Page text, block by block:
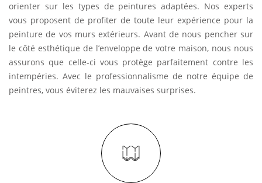
orienter sur les types de peintures adaptées. Nos experts
vous proposent de profiter de toute leur expérience pour la
peinture de vos murs extérieurs. Avant de nous pencher sur
le côté esthétique de l’enveloppe de votre maison, nous nous
assurons que celle-ci vous protège parfaitement contre les
intempéries. Avec le professionnalisme de notre équipe de
peintres, vous éviterez les mauvaises surprises.